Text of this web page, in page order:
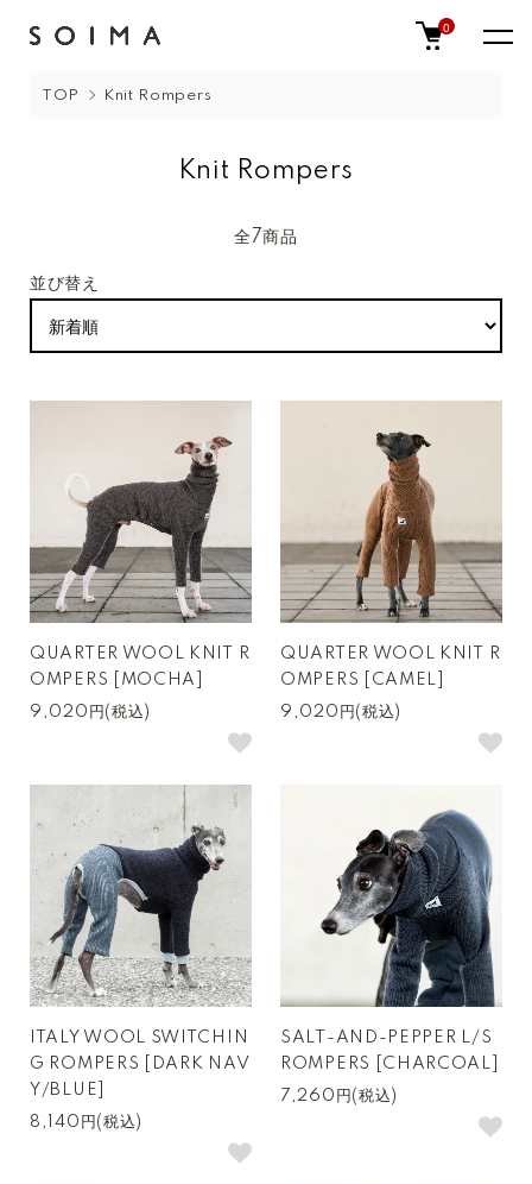
0
TOP Knit Rompers
Knit Rompers
全7商品
並び替え
QUARTER WOOL KNIT R
OMPERS [MOCHA]
9,020円(税込)
QUARTER WOOL KNIT R
OMPERS [CAMEL]
9,020円(税込)
ITALY WOOL SWITCHIN
G ROMPERS [DARK NAV
Y/BLUE]
8,140円(税込)
SALT-AND-PEPPER L/S
ROMPERS [CHARCOAL]
7,260円(税込)